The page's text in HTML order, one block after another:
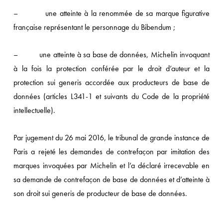
– une atteinte à la renommée de sa marque figurative
française représentant le personnage du Bibendum ;
– une atteinte à sa base de données, Michelin invoquant
à la fois la protection conférée par le droit d’auteur et la
protection sui generis accordée aux producteurs de base de
données (articles L341-1 et suivants du Code de la propriété
intellectuelle).
Par jugement du 26 mai 2016, le tribunal de grande instance de
Paris a rejeté les demandes de contrefaçon par imitation des
marques invoquées par Michelin et l’a déclaré irrecevable en
sa demande de contrefaçon de base de données et d’atteinte à
son droit sui generis de producteur de base de données.